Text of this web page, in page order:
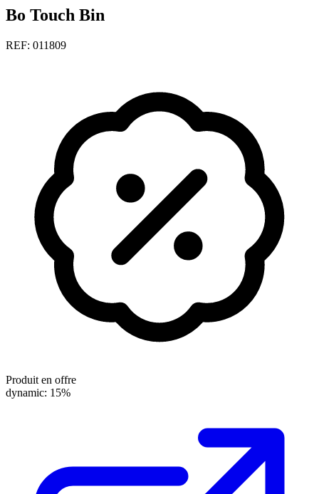
Bo Touch Bin
REF: 011809
Produit en offre
dynamic: 15%